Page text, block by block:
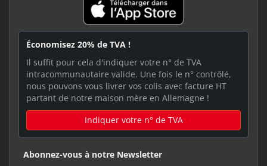
Économisez 20% de TVA !
Il suffit pour cela d'indiquer votre n° de TVA
intracommunautaire valide. Une fois le n° contrôlé,
nous pouvons vous livrer vos colis avec facture HT
partant de notre maison mère en Allemagne !
Indiquer votre n° de TVA
Abonnez-vous à notre Newsletter